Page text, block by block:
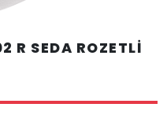
R SEDA ROZETLİ